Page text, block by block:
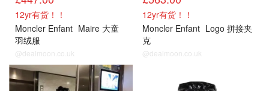
12yr有货！！
Moncler Enfant Maire 大童
羽绒服
@dealmoon.co.uk
12yr有货！！
Moncler Enfant Logo 拼接夹
克
@dealmoon.co.uk
大童